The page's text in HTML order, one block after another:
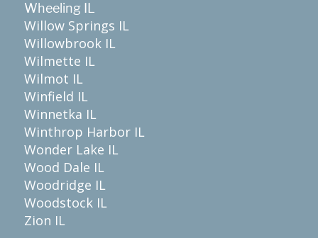
Wheeling IL
Willow Springs IL
Willowbrook IL
Wilmette IL
Wilmot IL
Winfield IL
Winnetka IL
Winthrop Harbor IL
Wonder Lake IL
Wood Dale IL
Woodridge IL
Woodstock IL
Zion IL